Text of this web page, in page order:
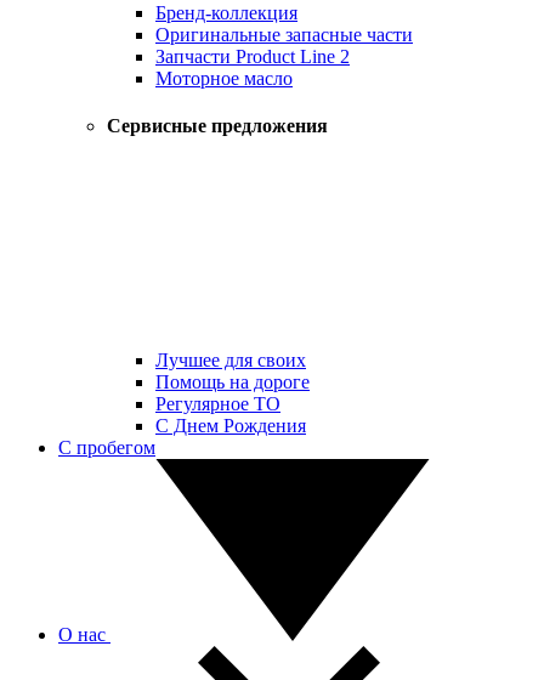
Бренд-коллекция
Оригинальные запасные части
Запчасти Product Line 2
Моторное масло
Сервисные предложения
Лучшее для своих
Помощь на дороге
Регулярное ТО
С Днем Рождения
С пробегом
О нас